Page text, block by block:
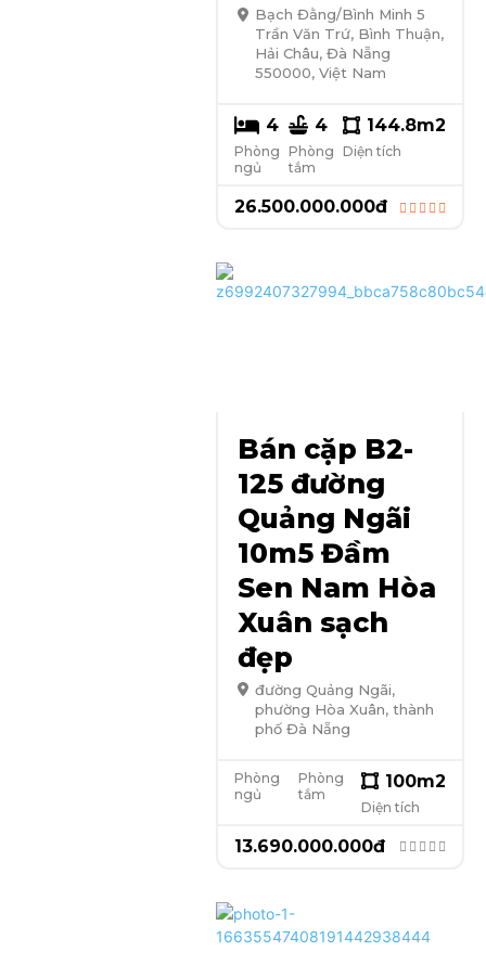
Bạch Đằng/Bình Minh 5
Trần Văn Trứ, Bình Thuận,
Hải Châu, Đà Nẵng
550000, Việt Nam
4
Phòng
ngủ
4
Phòng
tắm
144.8m2
Diện tích
26.500.000.000đ
Bán cặp B2-
125 đường
Quảng Ngãi
10m5 Đầm
Sen Nam Hòa
Xuân sạch
đẹp
đường Quảng Ngãi,
phường Hòa Xuân, thành
phố Đà Nẵng
Phòng
ngủ
Phòng
tắm
100m2
Diện tích
13.690.000.000đ